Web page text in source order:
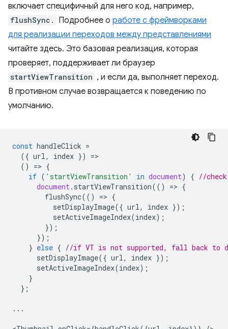
включает специфичный для него код, например,
flushSync. Подробнее о работе с фреймворками
для реализации переходов между представлениями
читайте здесь. Это базовая реализация, которая
проверяет, поддерживает ли браузер
startViewTransition , и если да, выполняет переход.
В противном случае возвращается к поведению по
умолчанию.
const handleClick =
({ url, index }) =
()
=> {
if ( 'startViewTransition' in document) { //
document. startViewTransition(() => {
flushSync(() => {
setDisplayImage({ url, index });
setActiveImageIndex(index);
});
});
} else { //if VT is not supported, fall back to
setDisplayImage({ url, index });
setActiveImageIndex(index);
}
};
...